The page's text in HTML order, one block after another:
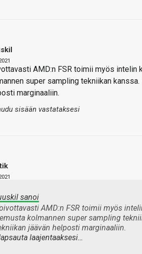
AMD:n FSR toimii myös
super sampling tekniikan
marginaaliin.
sisään vastataksesi
sanoi
AMD:n FSR toimii myös
kolmannen super sampling
jäävän helposti marginaaliin.
laajentaaksesi…